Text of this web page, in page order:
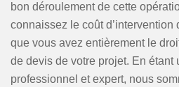
bon déroulement de cette
connaissez le coût d’intervention
que vous avez entièrement le
de devis de votre projet. En étant
professionnel et expert, nous